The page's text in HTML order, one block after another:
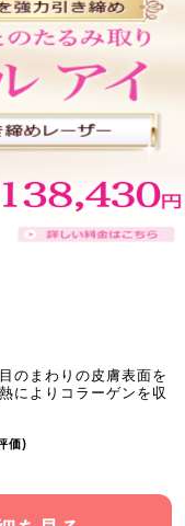
のまわりの皮膚表面を
によりコラーゲンを収
価)